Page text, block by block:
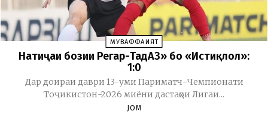
МУВАФФАҚИЯТ
Натиҷаи бозии Регар-ТадАЗ» бо «Истиқлол»:
1:0
Дар доираи даври 13-уми Париматч-Чемпионати
Тоҷикистон-2026 миёни дастаҳои Лигаи...
JOM